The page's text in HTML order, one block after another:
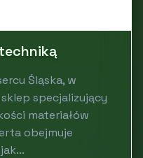
Śląska, w
specjalizujący
materiałów
obejmuje